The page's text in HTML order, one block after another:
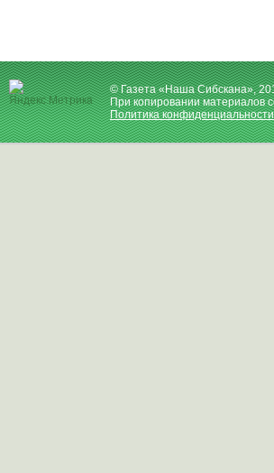
© Газета «Наша Сибскана»,
При копировании материалов
Политика конфиденциальности